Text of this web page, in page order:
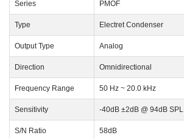
Series PMOF
Type Electret Condenser
Output Type Analog
Direction Omnidirectional
Frequency Range 50 Hz ~ 20.0 kHz
Sensitivity -40dB ±2dB @ 94dB SPL
S/N Ratio 58dB